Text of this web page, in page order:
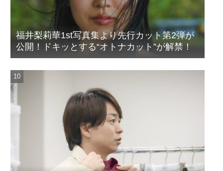
福井梨莉華1st写真集より先行カット第2弾が
公開！ドキッとする“オトナカット”が解禁！